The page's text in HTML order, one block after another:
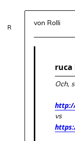
von Rolli
ruca
Och,
vs